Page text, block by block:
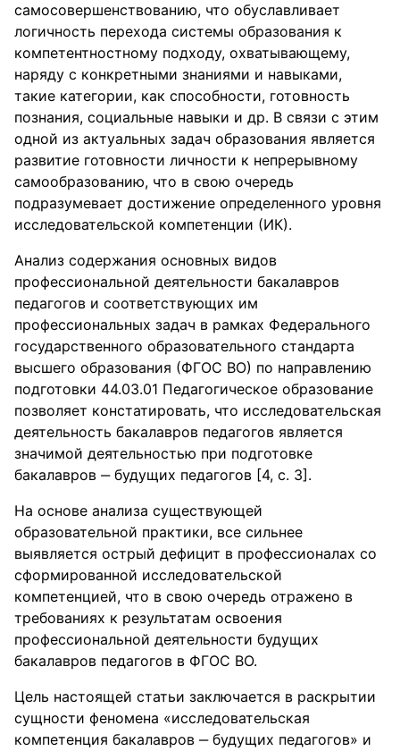
самосовершенствованию, что обуславливает
логичность перехода системы образования к
компетентностному подходу, охватывающему,
наряду с конкретными знаниями и навыками,
такие категории, как способности, готовность
познания, социальные навыки и др. В связи с этим
одной из актуальных задач образования является
развитие готовности личности к непрерывному
самообразованию, что в свою очередь
подразумевает достижение определенного уровня
исследовательской компетенции (ИК).
Анализ содержания основных видов
профессиональной деятельности бакалавров
педагогов и соответствующих им
профессиональных задач в рамках Федерального
государственного образовательного стандарта
высшего образования (ФГОС ВО) по направлению
подготовки 44.03.01 Педагогическое образование
позволяет констатировать, что исследовательская
деятельность бакалавров педагогов является
значимой деятельностью при подготовке
бакалавров ‒ будущих педагогов [4, с. 3].
На основе анализа существующей
образовательной практики, все сильнее
выявляется острый дефицит в профессионалах со
сформированной исследовательской
компетенцией, что в свою очередь отражено в
требованиях к результатам освоения
профессиональной деятельности будущих
бакалавров педагогов в ФГОС ВО.
Цель настоящей статьи заключается в раскрытии
сущности феномена «исследовательская
компетенция бакалавров ‒ будущих педагогов» и